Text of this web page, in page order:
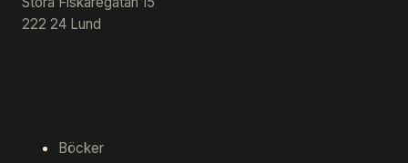
222 24 Lund
Böcker